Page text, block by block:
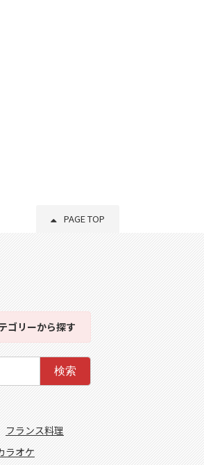
PAGE TOP
ゴリーから探す
検索
フランス料理
ラオケ